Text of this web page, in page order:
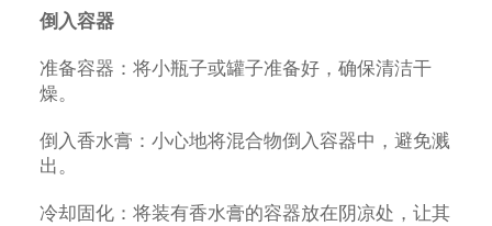
倒入容器
准备容器：将小瓶子或罐子准备好，确保清洁干
燥。
倒入香水膏：小心地将混合物倒入容器中，避免溅
出。
冷却固化：将装有香水膏的容器放在阴凉处，让其